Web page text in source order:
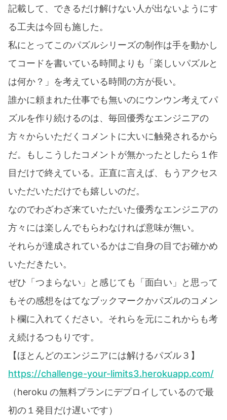
記載して、できるだけ解けない人が出ないようにす
る工夫は今回も施した。
私にとってこのパズルシリーズの制作は手を動かし
てコードを書いている時間よりも「楽しいパズルと
は何か？」を考えている時間の方が長い。
誰かに頼まれた仕事でも無いのにウンウン考えてパ
ズルを作り続けるのは、毎回優秀なエンジニアの
方々からいただくコメントに大いに触発されるから
だ。もしこうしたコメントが無かったとしたら１作
目だけで終えている。正直に言えば、もうアクセス
いただいただけでも嬉しいのだ。
なのでわざわざ来ていただいた優秀なエンジニアの
方々には楽しんでもらわなければ意味が無い。
それらが達成されているかはご自身の目でお確かめ
いただきたい。
ぜひ「つまらない」と感じても「面白い」と思って
もその感想をはてなブックマークかパズルのコメン
ト欄に入れてください。それらを元にこれからも考
え続けるつもりです。
【ほとんどのエンジニアには解けるパズル３】
https://challenge-your-limits3.herokuapp.com/
（heroku の無料プランにデプロイしているので最
初の１発目だけ遅いです）